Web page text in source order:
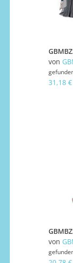
von
31,18 €
von